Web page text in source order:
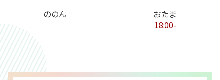
ののん
おたま
18:00-